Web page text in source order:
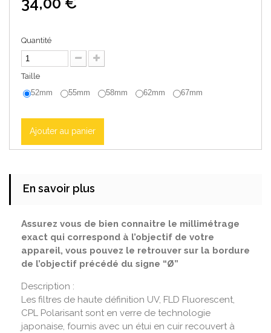
Quantité
Taille
52mm
55mm 58mm 62mm 67mm
Ajouter au panier
En savoir plus
Assurez vous de bien connaitre le millimétrage
exact qui correspond à l’objectif de votre
appareil, vous pouvez le retrouver sur la bordure
de l’objectif précédé du signe “Ø”
Description :
Les filtres de haute définition UV, FLD Fluorescent,
CPL Polarisant sont en verre de technologie
japonaise, fournis avec un étui en cuir recouvert à